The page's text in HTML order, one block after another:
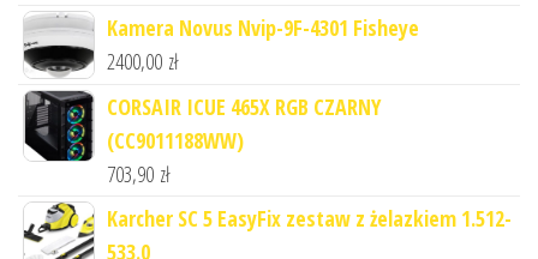
Kamera Novus Nvip-9F-4301 Fisheye
2400,00 zł
CORSAIR ICUE 465X RGB CZARNY
(CC9011188WW)
703,90 zł
Karcher SC 5 EasyFix zestaw z żelazkiem 1.512-
533.0